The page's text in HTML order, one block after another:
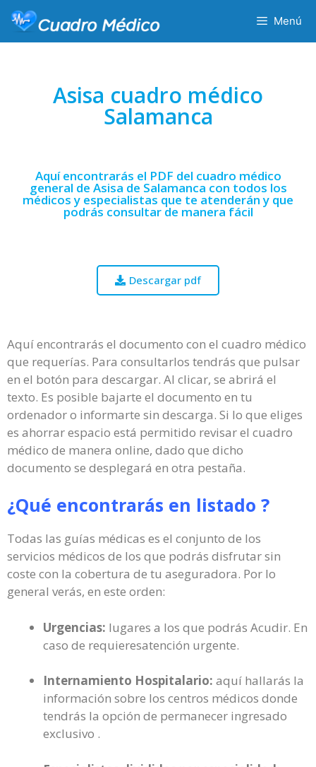
Menú
Asisa cuadro médico
Salamanca
Aquí encontrarás el PDF del cuadro médico
general de Asisa de Salamanca con todos los
médicos y especialistas que te atenderán y que
podrás consultar de manera fácil
Descargar pdf
Aquí encontrarás el documento con el cuadro médico
que requerías. Para consultarlos tendrás que pulsar
en el botón para descargar. Al clicar, se abrirá el
texto. Es posible bajarte el documento en tu
ordenador o informarte sin descarga. Si lo que eliges
es ahorrar espacio está permitido revisar el cuadro
médico de manera online, dado que dicho
documento se desplegará en otra pestaña.
¿Qué encontrarás en listado ?
Todas las guías médicas es el conjunto de los
servicios médicos de los que podrás disfrutar sin
coste con la cobertura de tu aseguradora. Por lo
general verás, en este orden:
Urgencias: lugares a los que podrás Acudir. En
caso de requieresatención urgente.
Internamiento Hospitalario: aquí hallarás la
información sobre los centros médicos donde
tendrás la opción de permanecer ingresado
exclusivo .